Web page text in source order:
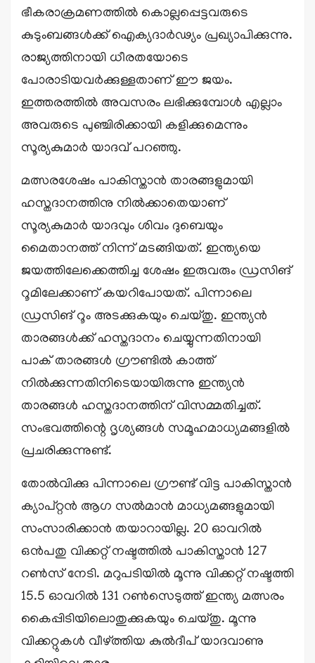
ഭീകരാക്രമണത്തിൽ കൊല്ലപ്പെട്ടവരുടെ
കുടുംബങ്ങൾക്ക് ഐക്യദാർഢ്യം പ്രഖ്യാപിക്കുന്നു.
രാജ്യത്തിനായി ധീരതയോടെ
പോരാടിയവർക്കുള്ളതാണ് ഈ ജയം.
ഇത്തരത്തിൽ അവസരം ലഭിക്കുമ്പോൾ എല്ലാം
അവരുടെ പുഞ്ചിരിക്കായി കളിക്കുമെന്നും
സൂര്യകുമാർ യാദവ് പറഞ്ഞു.
മത്സരശേഷം പാകിസ്താൻ താരങ്ങളുമായി
ഹസ്തദാനത്തിനു നിൽക്കാതെയാണ്
സൂര്യകുമാർ യാദവും ശിവം ദുബെയും
മൈതാനത്ത് നിന്ന് മടങ്ങിയത്. ഇന്ത്യയെ
ജയത്തിലേക്കെത്തിച്ച ശേഷം ഇരുവരും ഡ്രസിങ്
റൂമിലേക്കാണ് കയറിപോയത്. പിന്നാലെ
ഡ‍്രസിങ് റൂം അടക്കുകയും ചെയ്തു. ഇന്ത്യൻ
താരങ്ങൾക്ക് ഹസ്തദാനം ചെയ്യുന്നതിനായി
പാക് താരങ്ങൾ ​ഗ്രൗണ്ടിൽ കാത്ത്
നിൽക്കുന്നതിനിടെയായിരുന്നു ഇന്ത്യൻ
താരങ്ങൾ ഹസ്തദാനത്തിന് വിസമ്മതിച്ചത്.
സംഭവത്തിന്റെ ദൃശ്യങ്ങൾ സമൂഹമാധ്യമങ്ങളിൽ
പ്രചരിക്കുന്നുണ്ട്.
തോൽവിക്കു പിന്നാലെ ഗ്രൗണ്ട് വിട്ട പാകിസ്താൻ
ക്യാപ്റ്റൻ ആഗ സൽമാൻ മാധ്യമങ്ങളുമായി
സംസാരിക്കാൻ തയാറായില്ല. 20 ഓവറിൽ
ഒൻപതു വിക്കറ്റ് നഷ്ടത്തിൽ പാകിസ്താൻ 127
റൺസ് നേടി. മറുപടിയിൽ മൂന്നു വിക്കറ്റ് നഷ്ടത്തി
15.5 ഓവറിൽ 131 റൺസെടുത്ത് ഇന്ത്യ മത്സരം
കൈപ്പിടിയിലൊതുക്കുകയും ചെയ്തു. മൂന്നു
വിക്കറ്റുകൾ വീഴ്ത്തിയ കുൽദീപ് യാദവാണു